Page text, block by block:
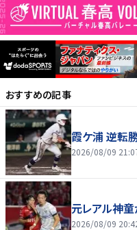
おすすめの記事
霞ケ浦 逆転
2026/08/09
元レアル神
2026/08/09